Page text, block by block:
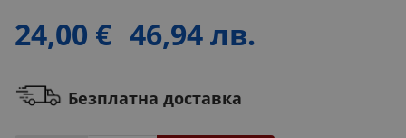
24,00 € 46,94 лв.
Безплатна доставка